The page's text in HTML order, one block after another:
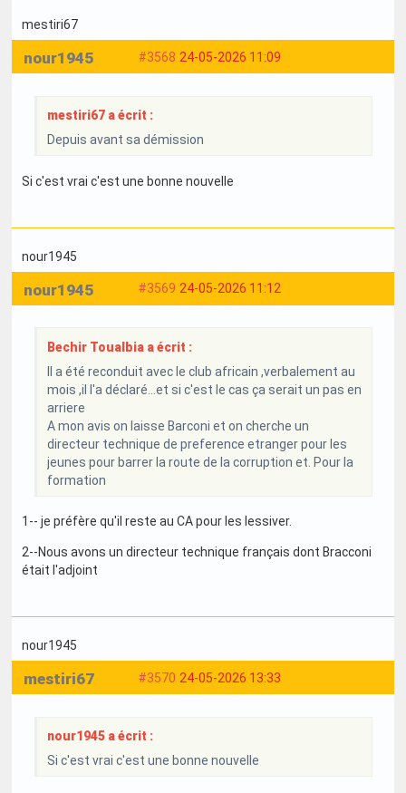
mestiri67
#3568 24-05-2026 11:09
nour1945
mestiri67 a écrit :
Depuis avant sa démission
Si c'est vrai c'est une bonne nouvelle
nour1945
#3569 24-05-2026 11:12
nour1945
Bechir Toualbia a écrit :
Il a été reconduit avec le club africain ,verbalement au
mois ,il l'a déclaré...et si c'est le cas ça serait un pas en
arriere
A mon avis on laisse Barconi et on cherche un
directeur technique de preference etranger pour les
jeunes pour barrer la route de la corruption et. Pour la
formation
1-- je préfère qu'il reste au CA pour les lessiver.
2--Nous avons un directeur technique français dont Bracconi
était l'adjoint
nour1945
#3570 24-05-2026 13:33
mestiri67
nour1945 a écrit :
Si c'est vrai c'est une bonne nouvelle